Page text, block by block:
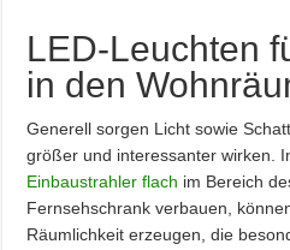
LED-Leuchten
in den
Generell sorgen Licht sowie
größer und interessanter wirken.
Einbaustrahler flach im Bereich
Fernsehschrank verbauen,
Räumlichkeit erzeugen, die